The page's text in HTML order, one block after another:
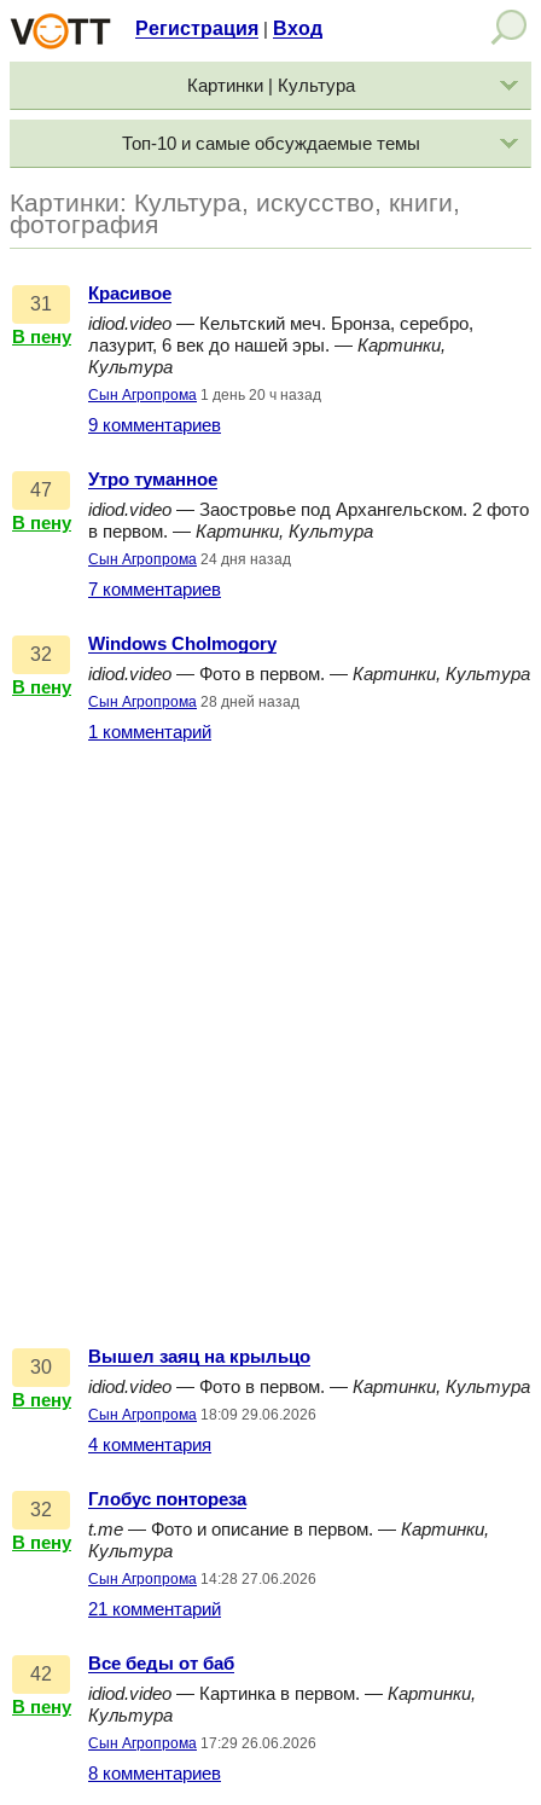
Регистрация Вход
Картинки | Культура
Топ-10 и самые обсуждаемые темы
Картинки: Культура, искусство, книги,
фотография
31
В пену
Красивое
idiod.video — Кельтский меч. Бронза, серебро,
лазурит, 6 век до нашей эры. — Картинки,
Культура
Сын Агропрома 1 день 20 ч назад
9 комментариев
47
В пену
Утро туманное
idiod.video — Заостровье под Архангельском. 2 фото
в первом. — Картинки, Культура
Сын Агропрома 24 дня назад
7 комментариев
32
В пену
Windows Cholmogory
idiod.video — Фото в первом. — Картинки, Культура
Сын Агропрома 28 дней назад
1 комментарий
30
В пену
Вышел заяц на крыльцо
idiod.video — Фото в первом. — Картинки, Культура
Сын Агропрома 18:09 29.06.2026
4 комментария
32
В пену
Глобус понтореза
t.me — Фото и описание в первом. — Картинки,
Культура
Сын Агропрома 14:28 27.06.2026
21 комментарий
42
В пену
Все беды от баб
idiod.video — Картинка в первом. — Картинки,
Культура
Сын Агропрома 17:29 26.06.2026
8 комментариев